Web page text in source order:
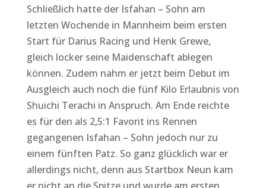
Schließlich hatte der Isfahan – Sohn am
letzten Wochende in Mannheim beim ersten
Start für Darius Racing und Henk Grewe,
gleich locker seine Maidenschaft ablegen
können. Zudem nahm er jetzt beim Debut im
Ausgleich auch noch die fünf Kilo Erlaubnis von
Shuichi Terachi in Anspruch. Am Ende reichte
es für den als 2,5:1 Favorit ins Rennen
gegangenen Isfahan – Sohn jedoch nur zu
einem fünften Patz. So ganz glücklich war er
allerdings nicht, denn aus Startbox Neun kam